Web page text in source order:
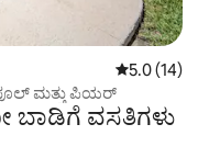
5 ರಲ್ಲಿ 5.0
5.0 (14)
ಮತ್ತು ಪಿಯರ್
ಬಾಡಿಗೆ ವಸತಿಗಳು